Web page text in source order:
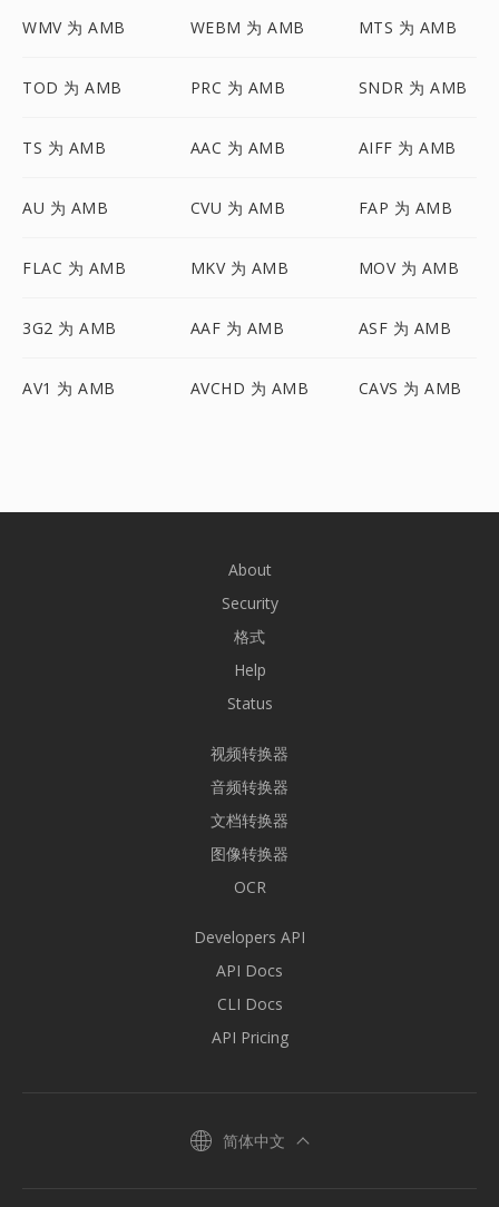
WMV 为 AMB WEBM 为 AMB MTS 为 AMB
TOD 为 AMB PRC 为 AMB SNDR 为 AMB
TS 为 AMB AAC 为 AMB AIFF 为 AMB
AU 为 AMB CVU 为 AMB FAP 为 AMB
FLAC 为 AMB MKV 为 AMB MOV 为 AMB
3G2 为 AMB AAF 为 AMB ASF 为 AMB
AV1 为 AMB AVCHD 为 AMB CAVS 为 AMB
About
Security
格式
Help
Status
视频转换器
音频转换器
文档转换器
图像转换器
OCR
Developers API
API Docs
CLI Docs
API Pricing
简体中文